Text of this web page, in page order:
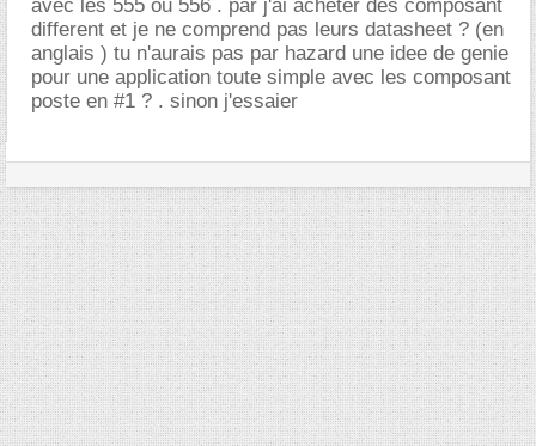
avec les 555 ou 556 . par j'ai acheter des composant
different et je ne comprend pas leurs datasheet ? (en
anglais ) tu n'aurais pas par hazard une idee de genie
pour une application toute simple avec les composant
poste en #1 ? . sinon j'essaier